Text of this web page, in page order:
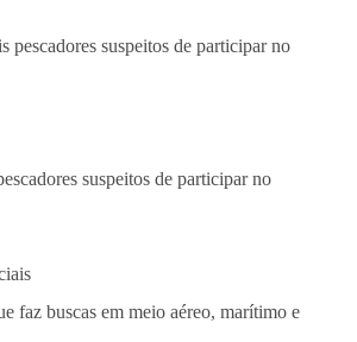
suspeitos de participar no